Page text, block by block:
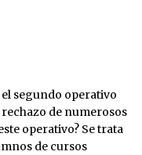
el segundo operativo
rechazo de numerosos
operativo? Se trata
de cursos